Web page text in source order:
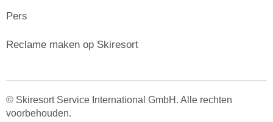
Pers
Reclame maken op Skiresort
© Skiresort Service International GmbH. Alle rechten
voorbehouden.